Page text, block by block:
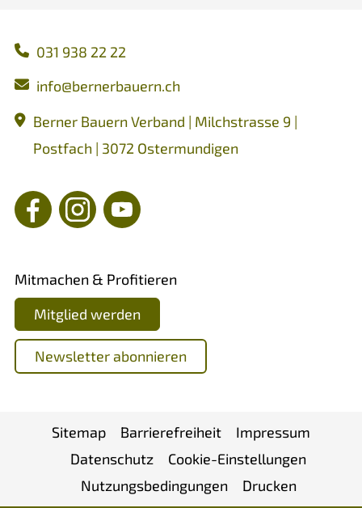
031 938 22 22
nf
b rn rb rn ch
Berner Bauern Verband | Milchstrasse 9 |
Postfach | 3072 Ostermundigen
Mitmachen & Profitieren
Mitglied werden
Newsletter abonnieren
Sitemap Barrierefreiheit
Impressum
Datenschutz
Cookie-Einstellungen
Nutzungsbedingungen
Drucken